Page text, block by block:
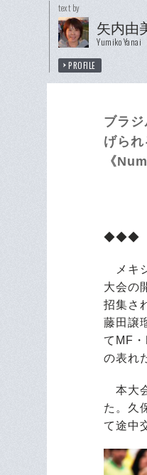
text by
矢内由
Yumiko Yanai
PROFILE
ブラ
げら
《
◆◆◆
メキ
大会の
招集さ
藤田譲
てMF
の表れ
本大
た。久
て途中